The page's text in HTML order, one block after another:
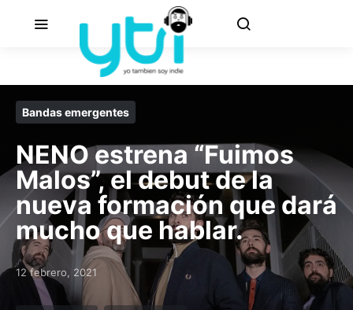
Bandas emergentes
NENO estrena “Fuimos
Malos”, el debut de la
nueva formación que dará
mucho que hablar.
Posted on
12 febrero, 2021